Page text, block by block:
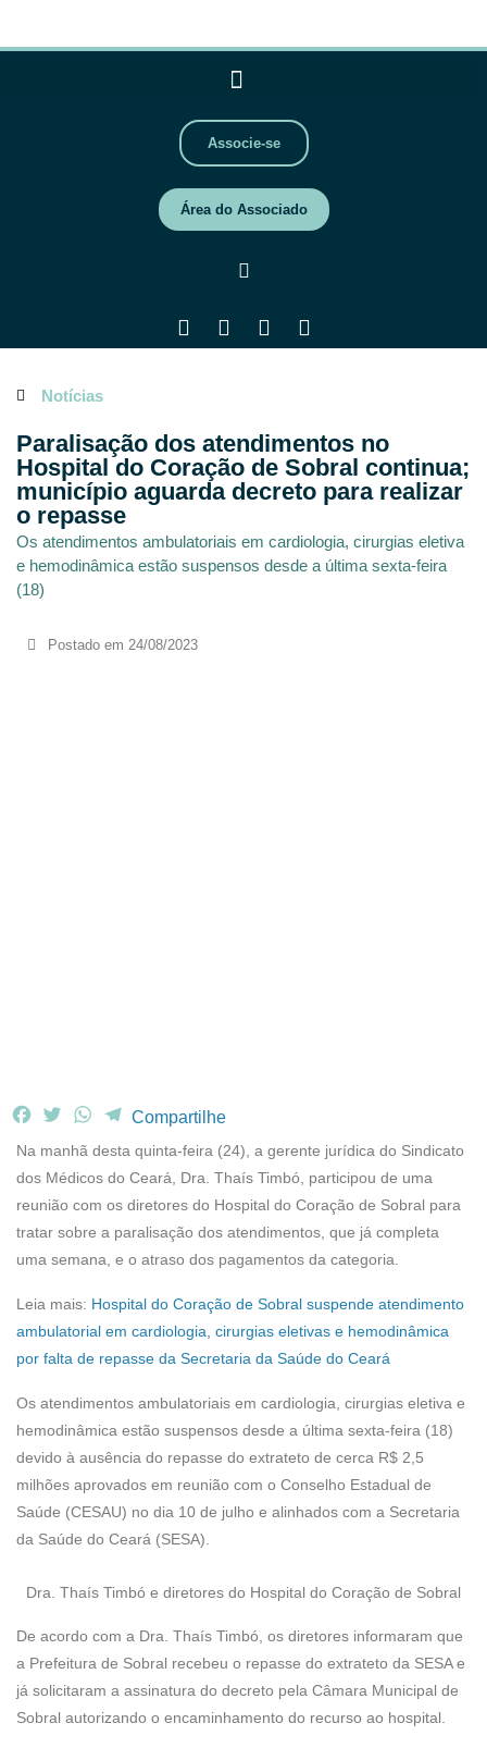
Associe-se
Área do Associado
Notícias
Paralisação dos atendimentos no
Hospital do Coração de Sobral continua;
município aguarda decreto para realizar
o repasse
Os atendimentos ambulatoriais em cardiologia, cirurgias eletiva
e hemodinâmica estão suspensos desde a última sexta-feira
(18)
Postado em 24/08/2023
F
c
e
b
o
o
T
i
t
t
e
r
W
a
t
s
A
p
T
l
e
g
r
a
Compartilhe
Na manhã desta quinta-feira (24), a gerente jurídica do Sindicato
dos Médicos do Ceará, Dra. Thaís Timbó, participou de uma
reunião com os diretores do Hospital do Coração de Sobral para
tratar sobre a paralisação dos atendimentos, que já completa
uma semana, e o atraso dos pagamentos da categoria.
Leia mais: Hospital do Coração de Sobral suspende atendimento
ambulatorial em cardiologia, cirurgias eletivas e hemodinâmica
por falta de repasse da Secretaria da Saúde do Ceará
Os atendimentos ambulatoriais em cardiologia, cirurgias eletiva e
hemodinâmica estão suspensos desde a última sexta-feira (18)
devido à ausência do repasse do extrateto de cerca R$ 2,5
milhões aprovados em reunião com o Conselho Estadual de
Saúde (CESAU) no dia 10 de julho e alinhados com a Secretaria
da Saúde do Ceará (SESA).
Dra. Thaís Timbó e diretores do Hospital do Coração de Sobral
De acordo com a Dra. Thaís Timbó, os diretores informaram que
a Prefeitura de Sobral recebeu o repasse do extrateto da SESA e
já solicitaram a assinatura do decreto pela Câmara Municipal de
Sobral autorizando o encaminhamento do recurso ao hospital.